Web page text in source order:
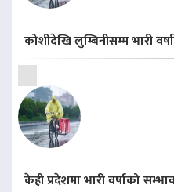
कोशीदेखि लुम्बिनीसम्म भारी
केही प्रदेशमा भारी वर्षाको